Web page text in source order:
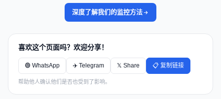
深度了解我们的监控方法
喜欢这个页面吗？欢迎分享！
🟢 WhatsApp ✈️ Telegram 𝕏 Share 📋 复制链接
帮助他人确认他们是否也受到了影响。